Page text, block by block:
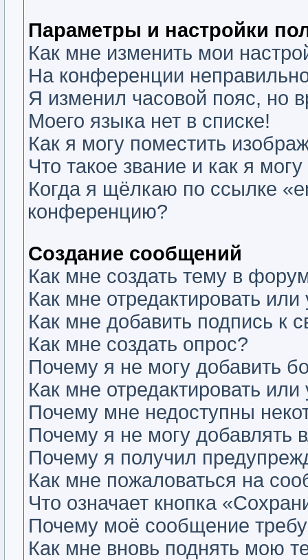
Параметры и настройки
Как мне изменить мои
На конференции
Я изменил часовой пояс, но
Моего языка нет в списке!
Как я могу поместить
Что такое звание и как я
Когда я щёлкаю по ссылке
конференцию?
Создание сообщений
Как мне создать тему в
Как мне отредактировать
Как мне добавить подпись к
Как мне создать опрос?
Почему я не могу добавить
Как мне отредактировать
Почему мне недоступны
Почему я не могу добавлять
Почему я получил
Как мне пожаловаться на
Что означает кнопка
Почему моё сообщение
Как мне вновь поднять мою